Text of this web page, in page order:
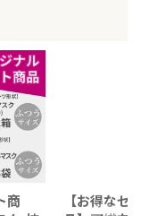
商
【お得なセ